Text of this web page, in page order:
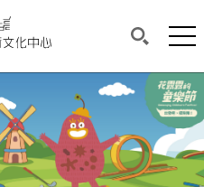
中心
本網站主要連結。
化中心
搜尋(開
網
內容區。